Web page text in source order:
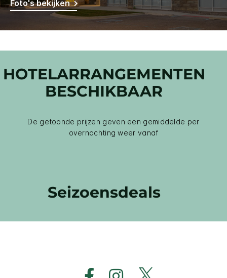
Foto's bekijken
HOTELARRANGEMENTEN
BESCHIKBAAR
De getoonde prijzen geven een gemiddelde per
overnachting weer vanaf
Seizoensdeals